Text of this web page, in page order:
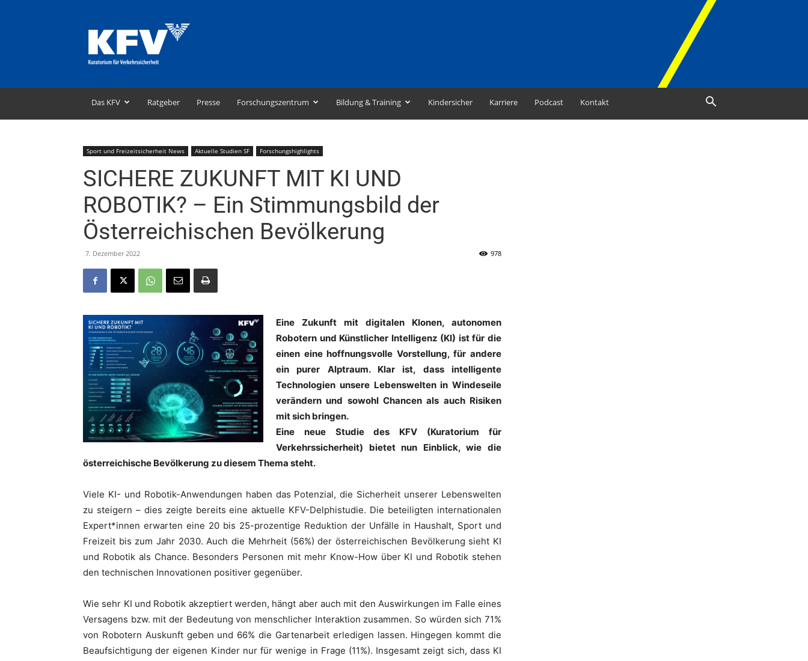
–
Kuratorium
für
Das KFV Ratgeber Presse Forschungszentrum Bildung & Training Kindersicher Karriere Podcast Kontakt
Sport und Freizeitsicherheit News Aktuelle Studien SF Forschungshighlights
SICHERE ZUKUNFT MIT KI UND
ROBOTIK? – Ein Stimmungsbild der
Österreichischen Bevölkerung
7. Dezember 2022 978
Eine Zukunft mit digitalen Klonen, autonomen
Robotern und Künstlicher Intelligenz (KI) ist für die
einen eine hoffnungsvolle Vorstellung, für andere
ein purer Alptraum. Klar ist, dass intelligente
Technologien unsere Lebenswelten in Windeseile
verändern und sowohl Chancen als auch Risiken
mit sich bringen.
Eine neue Studie des KFV (Kuratorium für
Verkehrssicherheit) bietet nun Einblick, wie die
österreichische Bevölkerung zu diesem Thema steht.
Viele KI- und Robotik-Anwendungen haben das Potenzial, die Sicherheit unserer Lebenswelten
zu steigern – dies zeigte bereits eine aktuelle KFV-Delphistudie. Die beteiligten internationalen
Expert*innen erwarten eine 20 bis 25-prozentige Reduktion der Unfälle in Haushalt, Sport und
Freizeit bis zum Jahr 2030. Auch die Mehrheit (56%) der österreichischen Bevölkerung sieht KI
und Robotik als Chance. Besonders Personen mit mehr Know-How über KI und Robotik stehen
den technischen Innovationen positiver gegenüber.
Wie sehr KI und Robotik akzeptiert werden, hängt aber auch mit den Auswirkungen im Falle eines
Versagens bzw. mit der Bedeutung von menschlicher Interaktion zusammen. So würden sich 71%
von Robotern Auskunft geben und 66% die Gartenarbeit erledigen lassen. Hingegen kommt die
Beaufsichtigung der eigenen Kinder nur für wenige in Frage (11%). Insgesamt zeigt sich, dass KI